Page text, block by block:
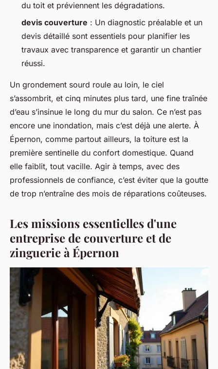
du toit et préviennent les dégradations.
devis couverture : Un diagnostic préalable et un
devis détaillé sont essentiels pour planifier les
travaux avec transparence et garantir un chantier
réussi.
Un grondement sourd roule au loin, le ciel
s’assombrit, et cinq minutes plus tard, une fine traînée
d’eau s’insinue le long du mur du salon. Ce n’est pas
encore une inondation, mais c’est déjà une alerte. À
Épernon, comme partout ailleurs, la toiture est la
première sentinelle du confort domestique. Quand
elle faiblit, tout vacille. Agir à temps, avec des
professionnels de confiance, c’est éviter que la goutte
de trop n’entraîne des mois de réparations coûteuses.
Les missions essentielles d'une
entreprise de couverture et de
zinguerie à Épernon